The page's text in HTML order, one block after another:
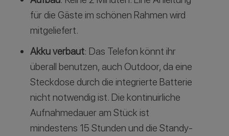
für die Gäste im schönen Rahmen wird
mitgeliefert.
Akku verbaut: Das Telefon könnt ihr
überall benutzen, auch Outdoor, da eine
Steckdose durch die integrierte Batterie
nicht notwendig ist. Die kontinuirliche
Aufnahmedauer am Stück ist
mindestens 15 Stunden und die Standy-